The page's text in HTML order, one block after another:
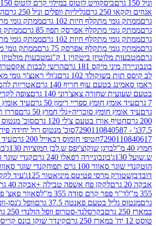
ביסקוויט לוטוס במילוי קרם לוטוס 150 גרם
גרם
גליליות וופלים וניל 250 גרם
מתקלף חיות 102 גרם
מתקלף אפרסק תפוז 85 גרם
מתקלף חיות 102 גרם
מתקלף אפרסק 75 גרם
ביטקוין 1 ק"ג
מטבעות מולטיזן 5 ש"ח 1 ק"ג
מיקס 181 גרם
הרשי לבבות אקסטרה קרימי 181 גרם
102 גרם
ג'ולי ראנצ'ר גומי מארז לב 107 גרם
עוף חריף 140 גרם
אטריות להכנה מהירה
שחורה צאצ'רוני 140 גרם
צופה לקריץ שטוח
חומץ ספריי רימון 50 גרם
חומץ סוכריה+גלי חמוץ 50 גרם
פררו רושר 100ג'
אורז בטעם צ'לי 120 גרם
סוכ' מנטוס רול יחידה
סוכ' מנטוס רול יחידה פירות 37.5ג' -
חטיפי חומוס דבאייל 200 גרם
עיד אומץ חומץ
ברגן שוקוצ'יפס ש.לבן חמוציות 130ג'
ברגן רויאל
בונבוניירה רפאלו 240 גרם
100 גרם תפוח
קנדי שוגר סאוור 100 גרם
מרסי פטיטס מיניאטור 125ג'
עיד לקקן אסלה
לקקן פח אשפה טבילה +אבקה 40 גרם
ד"ר פפר
פפר קרם סודה 355 מ"ל
סאוור
בטעם פאנטה 37.5 גרם
בקרסלנד-סטרופ וופל הולנדי 250 גרם
תחנת רוח
קינדר שוקו בונס קריספי 67.2 גרם